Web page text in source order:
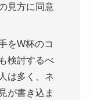
見方に同意
をW杯のコ
検討するべ
は多く、ネ
が書き込ま